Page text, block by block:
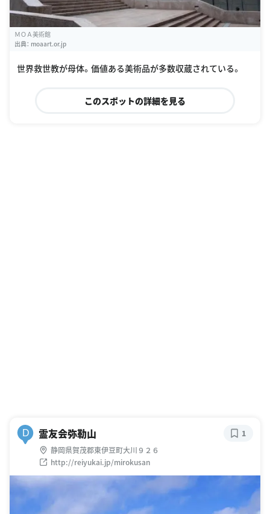
ＭＯＡ美術館
出典： moaart.or.jp
世界救世教が母体。価値ある美術品が多数収蔵されている。
このスポットの詳細を見る
D 霊友会弥勒山
静岡県賀茂郡東伊豆町大川９２６
http://reiyukai.jp/mirokusan
1